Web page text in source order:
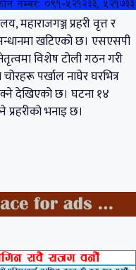
महाराजगञ्ज प्रहरी वृत्त र
खटिएको छ। एसएसपी
विशेष टोली गठन गरी
पर्खाल नाघेर घरभित्र
देखिएको छ। घटना १४
भनाइ छ।